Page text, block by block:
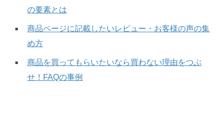
の要素とは
商品ページに記載したいレビュー・お客様の声の集
め方
商品を買ってもらいたいなら買わない理由をつぶ
せ！FAQの事例